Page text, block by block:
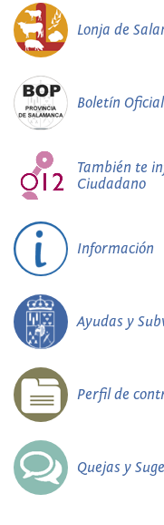
Lonja de
Boletín
También te
Ciudadano
Información
Ayudas y
Perfil de
Quejas y